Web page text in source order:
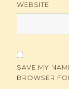
WEBSITE
SAVE MY
BROWSER